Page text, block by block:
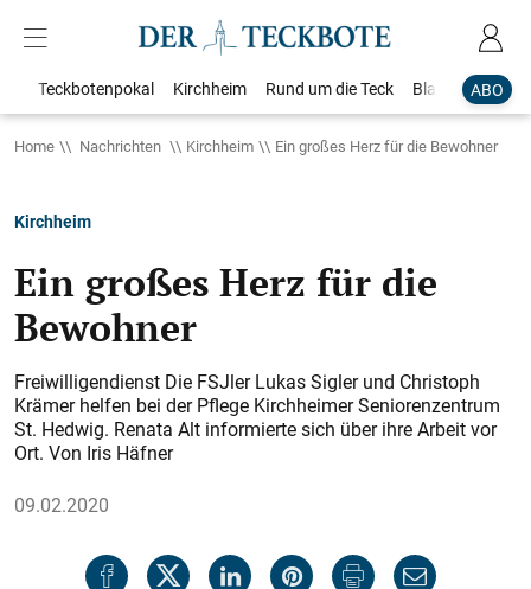
ABO
Teckbotenpokal Kirchheim Rund um die Teck Blaulicht
Home Nachrichten Kirchheim Ein großes Herz für die Bewohner
Kirchheim
Ein großes Herz für die
Bewohner
Freiwilligendienst Die FSJler Lukas Sigler und Christoph
Krämer helfen bei der Pflege Kirchheimer Seniorenzentrum
St. Hedwig. Renata Alt informierte sich über ihre Arbeit vor
Ort. Von Iris Häfner
09.02.2020